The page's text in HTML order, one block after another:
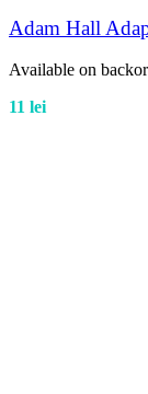
Adam Hall
Available on
11 lei